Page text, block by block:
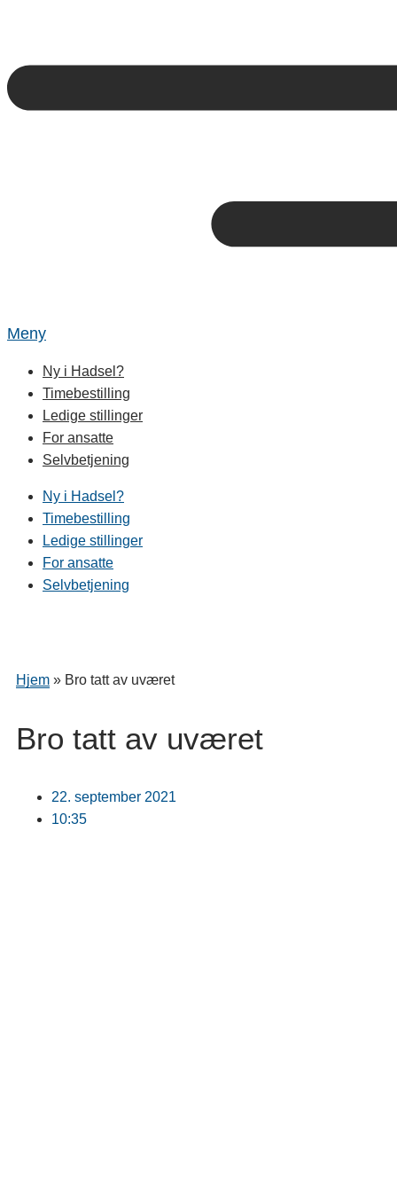
Meny
Ny i Hadsel?
Timebestilling
Ledige stillinger
For ansatte
Selvbetjening
Ny i Hadsel?
Timebestilling
Ledige stillinger
For ansatte
Selvbetjening
Hjem » Bro tatt av uværet
Bro tatt av uværet
22. september 2021
10:35